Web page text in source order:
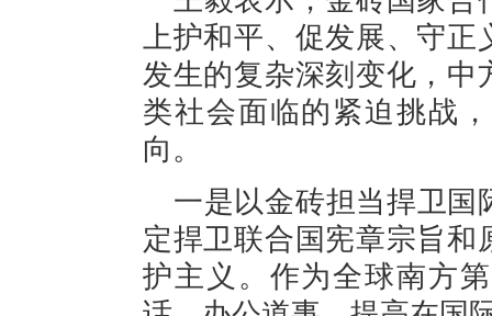
上护和平、促发展、守正
发生的复杂深刻变化，中
类社会面临的紧迫挑战
向。
一是以金砖担当捍卫国
定捍卫联合国宪章宗旨
护主义。作为全球南方